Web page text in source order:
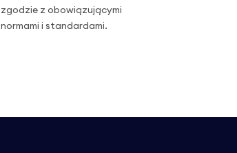
zgodzie z obowiązującymi
normami i standardami.